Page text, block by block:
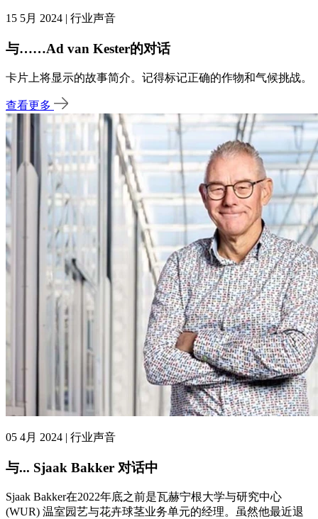
15 5月 2024 | 行业声音
与……Ad van Kester的对话
卡片上将显示的故事简介。记得标记正确的作物和气候挑战。
查看更多
05 4月 2024 | 行业声音
与... Sjaak Bakker 对话中
Sjaak Bakker在2022年底之前是瓦赫宁根大学与研究中心
(WUR) 温室园艺与花卉球茎业务单元的经理。虽然他最近退